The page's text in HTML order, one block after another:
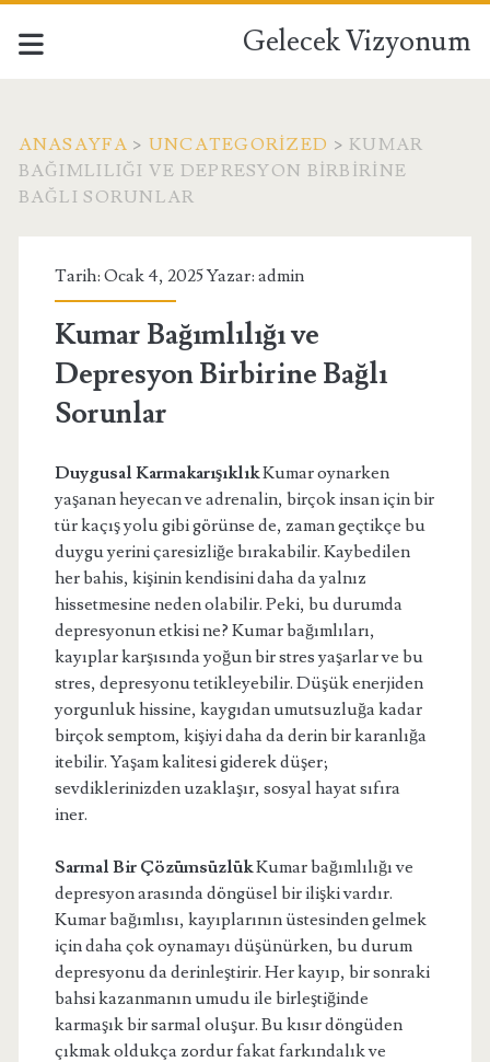
Gelecek Vizyonum
ANASAYFA > UNCATEGORIZED > KUMAR
BAĞIMLILIĞI VE DEPRESYON BIRBIRINE
BAĞLI SORUNLAR
Tarih: Ocak 4, 2025 Yazar: admin
Kumar Bağımlılığı ve
Depresyon Birbirine Bağlı
Sorunlar
Duygusal KarmakarışıklıkKumar oynarken
yaşanan heyecan ve adrenalin, birçok insan için bir
tür kaçış yolu gibi görünse de, zaman geçtikçe bu
duygu yerini çaresizliğe bırakabilir. Kaybedilen
her bahis, kişinin kendisini daha da yalnız
hissetmesine neden olabilir. Peki, bu durumda
depresyonun etkisi ne? Kumar bağımlıları,
kayıplar karşısında yoğun bir stres yaşarlar ve bu
stres, depresyonu tetikleyebilir. Düşük enerjiden
yorgunluk hissine, kaygıdan umutsuzluğa kadar
birçok semptom, kişiyi daha da derin bir karanlığa
itebilir. Yaşam kalitesi giderek düşer;
sevdiklerinizden uzaklaşır, sosyal hayat sıfıra
iner.
Sarmal Bir ÇözümsüzlükKumar bağımlılığı ve
depresyon arasında döngüsel bir ilişki vardır.
Kumar bağımlısı, kayıplarının üstesinden gelmek
için daha çok oynamayı düşünürken, bu durum
depresyonu da derinleştirir. Her kayıp, bir sonraki
bahsi kazanmanın umudu ile birleştiğinde
karmaşık bir sarmal oluşur. Bu kısır döngüden
çıkmak oldukça zordur fakat farkındalık ve